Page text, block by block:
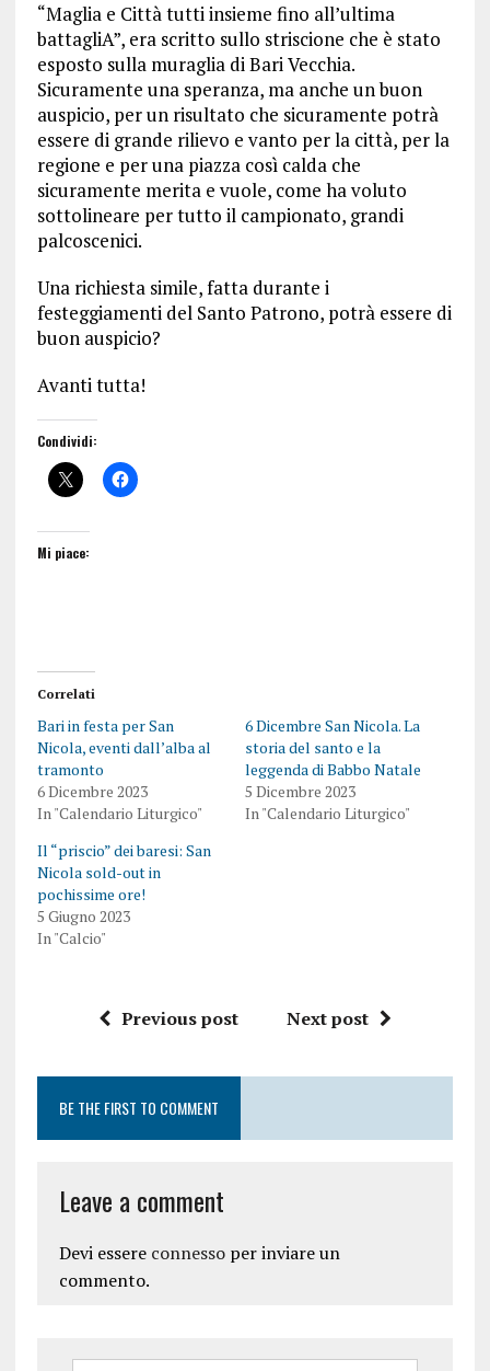
“Maglia e Città tutti insieme fino all’ultima
battagliA”, era scritto sullo striscione che è stato
esposto sulla muraglia di Bari Vecchia.
Sicuramente una speranza, ma anche un buon
auspicio, per un risultato che sicuramente potrà
essere di grande rilievo e vanto per la città, per la
regione e per una piazza così calda che
sicuramente merita e vuole, come ha voluto
sottolineare per tutto il campionato, grandi
palcoscenici.
Una richiesta simile, fatta durante i
festeggiamenti del Santo Patrono, potrà essere di
buon auspicio?
Avanti tutta!
Condividi:
Mi piace:
Correlati
Bari in festa per San
Nicola, eventi dall’alba al
tramonto
6 Dicembre 2023
In "Calendario Liturgico"
6 Dicembre San Nicola. La
storia del santo e la
leggenda di Babbo Natale
5 Dicembre 2023
In "Calendario Liturgico"
Il “priscio” dei baresi: San
Nicola sold-out in
pochissime ore!
5 Giugno 2023
In "Calcio"
Previous post Next post
BE THE FIRST TO COMMENT
Leave a comment
Devi essere connessoper inviare un
commento.